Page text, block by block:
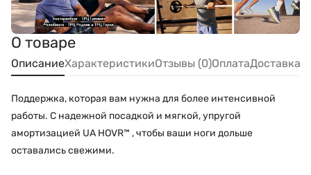
О товаре
ОписаниеХарактеристикиОтзывы (0)ОплатаДоставка
Поддержка, которая вам нужна для более интенсивной
работы. С надежной посадкой и мягкой, упругой
амортизацией UA HOVR™ , чтобы ваши ноги дольше
оставались свежими.